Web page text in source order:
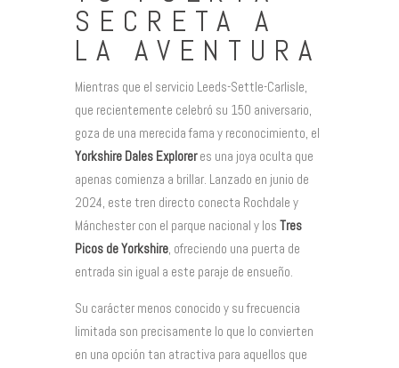
SECRETA A
LA AVENTURA
Mientras que el servicio Leeds-Settle-Carlisle,
que recientemente celebró su 150 aniversario,
goza de una merecida fama y reconocimiento, el
Yorkshire Dales Exploreres una joya oculta que
apenas comienza a brillar. Lanzado en junio de
2024, este tren directo conecta Rochdale y
Mánchester con el parque nacional y los Tres
Picos de Yorkshire, ofreciendo una puerta de
entrada sin igual a este paraje de ensueño.
Su carácter menos conocido y su frecuencia
limitada son precisamente lo que lo convierten
en una opción tan atractiva para aquellos que